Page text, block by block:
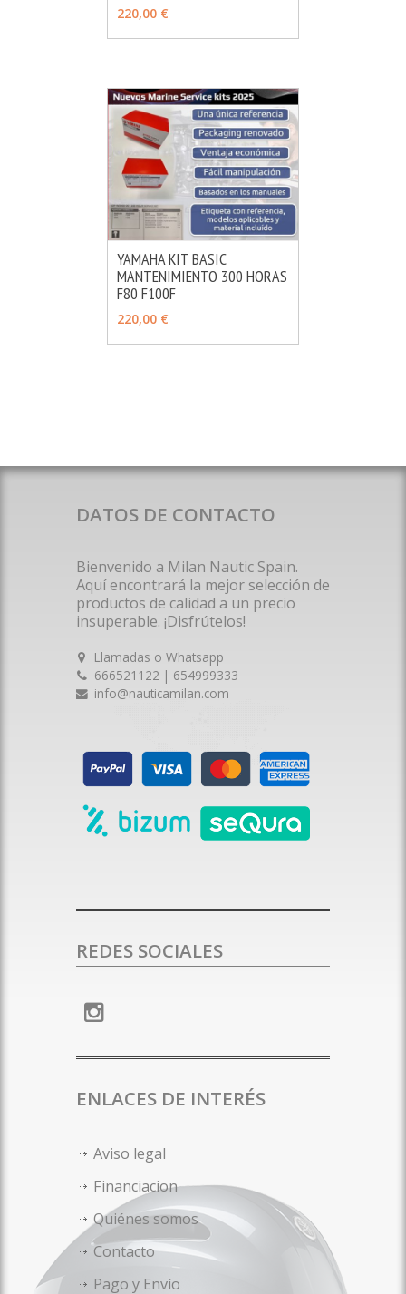
220,00 €
AÑADIR MÁS INFO
YAMAHA KIT BASIC
MANTENIMIENTO 300 HORAS
F80 F100F
220,00 €
DATOS DE CONTACTO
Bienvenido a Milan Nautic Spain.
Aquí encontrará la mejor selección de
productos de calidad a un precio
insuperable. ¡Disfrútelos!
Llamadas o Whatsapp
666521122 | 654999333
info@nauticamilan.com
REDES SOCIALES
ENLACES DE INTERÉS
Aviso legal
Financiacion
Quiénes somos
Contacto
Pago y Envío